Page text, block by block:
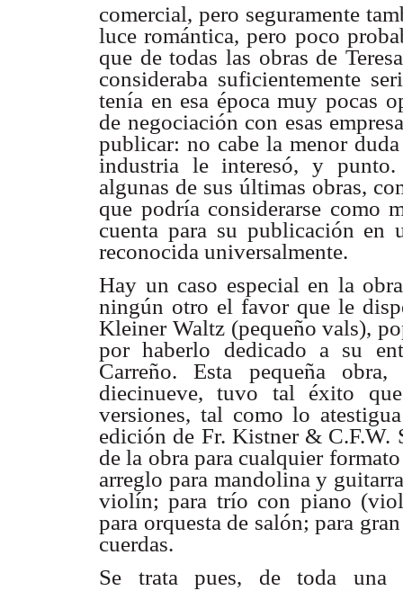
comercial, pero seguramente
luce romántica, pero poco
que de todas las obras de
consideraba suficientemente
tenía en esa época muy pocas
de negociación con esas
publicar: no cabe la menor
industria le interesó, y punto.
algunas de sus últimas obras,
que podría considerarse como
cuenta para su publicación en
reconocida universalmente.
Hay un caso especial en la
ningún otro el favor que le
Kleiner Waltz (pequeño vals),
por haberlo dedicado a su
Carreño. Esta pequeña
diecinueve, tuvo tal éxito
versiones, tal como lo
edición de Fr. Kistner & C.F.W.
de la obra para cualquier
arreglo para mandolina y
violín; para trío con piano
para orquesta de salón; para
cuerdas.
Se trata pues, de toda una